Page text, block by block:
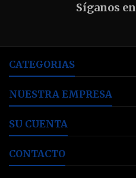
Síganos
CATEGORIAS
NUESTRA EMPRESA
SU CUENTA
CONTACTO